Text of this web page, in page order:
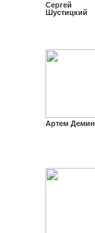
Сергей
Шустицкий
Артем Демин